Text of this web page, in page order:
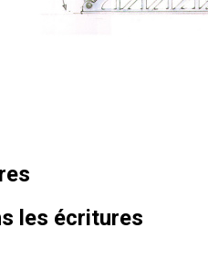
les écritures